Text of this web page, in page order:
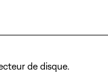
de disque.